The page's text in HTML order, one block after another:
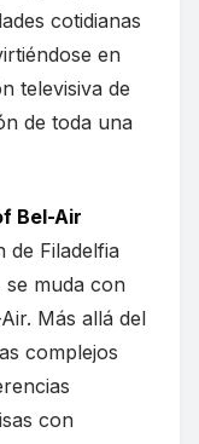
cotidianas
en
televisiva de
de toda una
Bel-Air
de Filadelfia
se muda con
Más allá del
complejos
con